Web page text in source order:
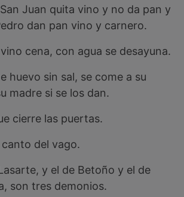
Juan quita vino y no da pan y
dan pan vino y carnero.
cena, con agua se desayuna.
huevo sin sal, se come a su
madre si se los dan.
cierre las puertas.
canto del vago.
y el de Betoño y el de
son tres demonios.